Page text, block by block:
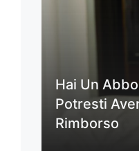
Hai Un
Potresti
Rimborso